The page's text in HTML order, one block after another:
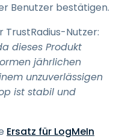
Benutzer bestätigen.
Nutzer:
dieses Produkt
jährlichen
unzuverlässigen
ist stabil und
Ersatz für LogMeIn